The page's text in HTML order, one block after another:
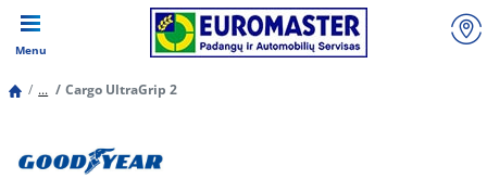
Menu
... Cargo UltraGrip 2